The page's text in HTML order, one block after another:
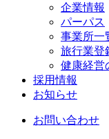
企業情報
パーパス
事業所一
旅行業登
健康経営
採用情報
お知らせ
お問い合わせ